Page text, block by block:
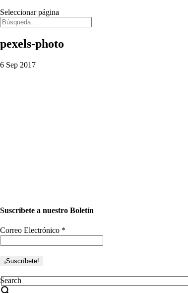
Seleccionar página
pexels-photo
6 Sep 2017
Suscríbete a nuestro Boletín
Correo Electrónico *
Search